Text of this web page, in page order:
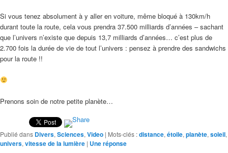
Si vous tenez absolument à y aller en voiture, même bloqué à 130km/h
durant toute la route, cela vous prendra 37.500 milliards d’années – sachant
que l’univers n’existe que depuis 13,7 milliards d’années… c’est plus de
2.700 fois la durée de vie de tout l’univers : pensez à prendre des sandwichs
pour la route !!
Prenons soin de notre petite planète…
Publié dans Divers, Sciences, Video | Mots-clés :distance, étoile, planète, soleil,
univers, vitesse de la lumière | Uneréponse